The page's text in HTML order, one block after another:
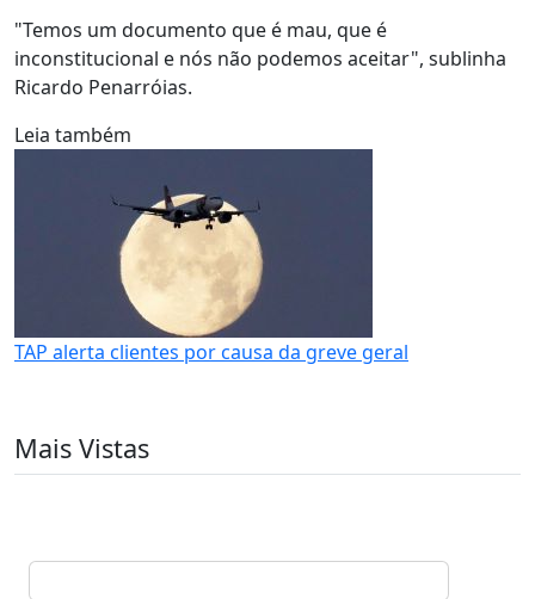
"Temos um documento que é mau, que é
inconstitucional e nós não podemos aceitar", sublinha
Ricardo Penarróias.
Leia também
TAP alerta clientes por causa da greve geral
Mais Vistas